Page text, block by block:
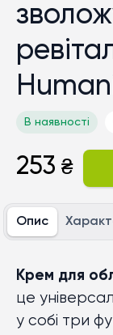
В наявності
253 ₴
Опис
Крем для
це
у собі три